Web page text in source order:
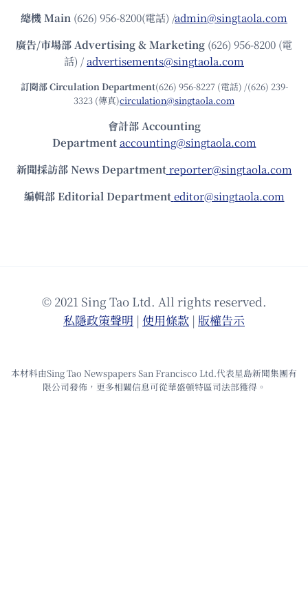
總機Main (626) 956-8200(電話) /admin@singtaola.com
廣告/市場部Advertising & Marketing (626) 956-8200 (電
話) /advertisements@singtaola.com
訂閱部 Circulation Department(626) 956-8227 (電話) /(626) 239-
3323 (傳真)circulation@singtaola.com
會計部 Accounting
Department accounting@singtaola.com
新聞採訪部 News Department reporter@singtaola.com
編輯部 Editorial Department editor@singtaola.com
© 2021 Sing Tao Ltd. All rights reserved.
私隱政策聲明 | 使⽤條款 | 版權告⽰
本材料由Sing Tao Newspapers San Francisco Ltd.代表星島新聞集團有
限公司發佈，更多相關信息可從華盛頓特區司法部獲得。